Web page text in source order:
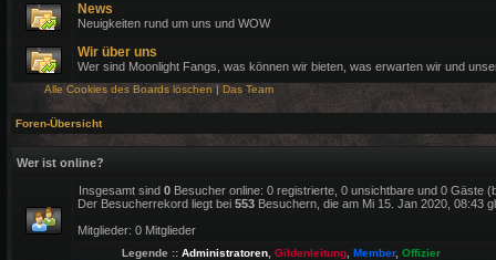
News
Neuigkeiten rund um uns und WOW
Wir über uns
Wer sind Moonlight Fangs, was können wir bieten, was erwarten wir und
Alle Cookies des Boards löschen | Das Team
Foren-Übersicht
Wer ist online?
Insgesamt sind 0 Besucher online: 0 registrierte, 0 unsichtbare und 0 Gäste
Der Besucherrekord liegt bei 553 Besuchern, die am Mi 15. Jan 2020, 08:43
Mitglieder: 0 Mitglieder
Legende :: Administratoren Gildenleitung Member, Offizier